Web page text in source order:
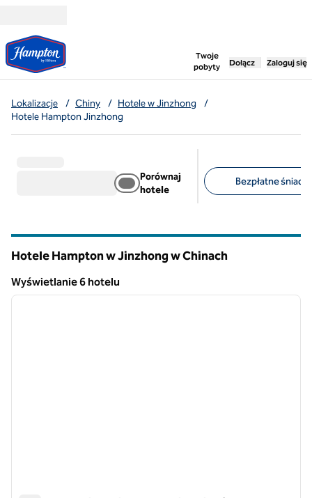
Twoje
pobyty
,otwiera nową
Dołącz Zaloguj się
Lokalizacje / Chiny / Hotele w Jinzhong
/
Hotele Hampton Jinzhong
Porównaj
hotele
Bezpłatne
Hotele Hampton w Jinzhong w Chinach
Wyświetlanie 6 hotelu
Wyświetlanie 6 hotelu
1 z 12